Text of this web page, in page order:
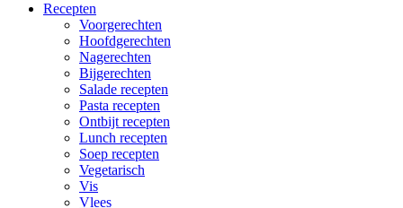
Recepten
Voorgerechten
Hoofdgerechten
Nagerechten
Bijgerechten
Salade recepten
Pasta recepten
Ontbijt recepten
Lunch recepten
Soep recepten
Vegetarisch
Vis
Vlees